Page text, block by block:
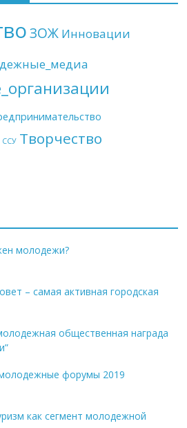
ЗОЖ Инновации
ССУ Творчество
молодежи?
– самая активная городская
общественная награда
форумы 2019
как сегмент молодежной